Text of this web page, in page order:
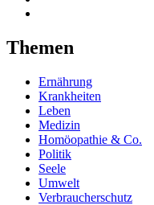
Themen
Ernährung
Krankheiten
Leben
Medizin
Homöopathie & Co.
Politik
Seele
Umwelt
Verbraucherschutz